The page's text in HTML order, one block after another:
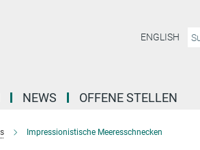
ENGLISH
NEWS OFFENE STELLEN
Impressionistische Meeresschnecken